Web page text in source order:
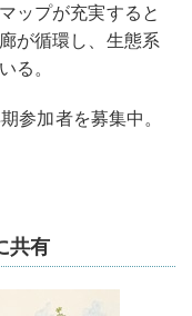
ップが充実すると
が循環し、生態系
る。
参加者を募集中。
共有